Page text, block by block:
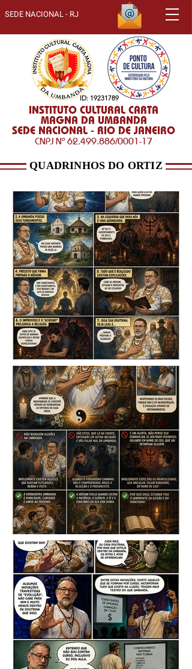
SEDE NACIONAL - RJ
INSTITUTO CULTURAL CARTA
MAGNA DA UMBANDA
SEDE NACIONAL - RIO DE JANEIRO
CNPJ Nº62.499.886/0001-17
ID: 19231789
QUADRINHOS DO ORTIZ